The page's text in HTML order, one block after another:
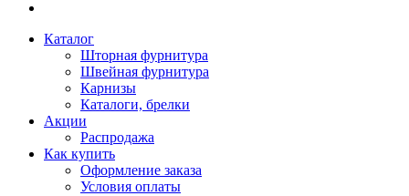
Каталог
Шторная фурнитура
Швейная фурнитура
Карнизы
Каталоги, брелки
Акции
Распродажа
Как купить
Оформление заказа
Условия оплаты